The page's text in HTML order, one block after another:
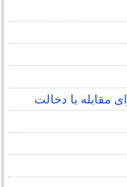
مقابله با دخالت